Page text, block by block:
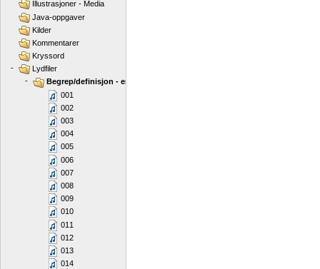
Illustrasjoner - Media
Java-oppgaver
Kilder
Kommentarer
Kryssord
-
Lydfiler
-
Begrep/definisjon - enkeltfiler
001
002
003
004
005
006
007
008
009
010
011
012
013
014